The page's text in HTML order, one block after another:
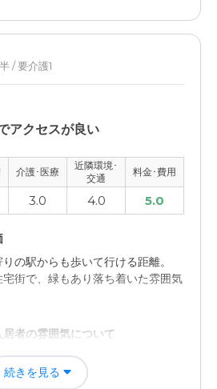
者の雰囲気について
飲んでるんですが、お薬の管理
っかり飲めているので安定してま
想です。 他の施設では安いけど
とも聞いていたので、ライブラリ
いて
って行く際に面会に行っていま
います。
/ 要介護1
アクセスが良い
介護･医療
近隣環境･
交通
料金･費用
3.0 4.0 5.0
の駅からも歩いて行ける距離。
街で、緑もあり落ち着いた雰囲気
者の雰囲気について
応で良かった。 施設の説明や、
キと答えて頂いた。 コミュニケ
続きを見る